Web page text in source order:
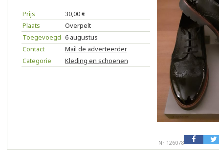
Prijs
30,00 €
Plaats
Overpelt
Toegevoegd 6 augustus
Contact
Mail de adverteerder
Categorie
Kleding en schoenen
Nr 126078